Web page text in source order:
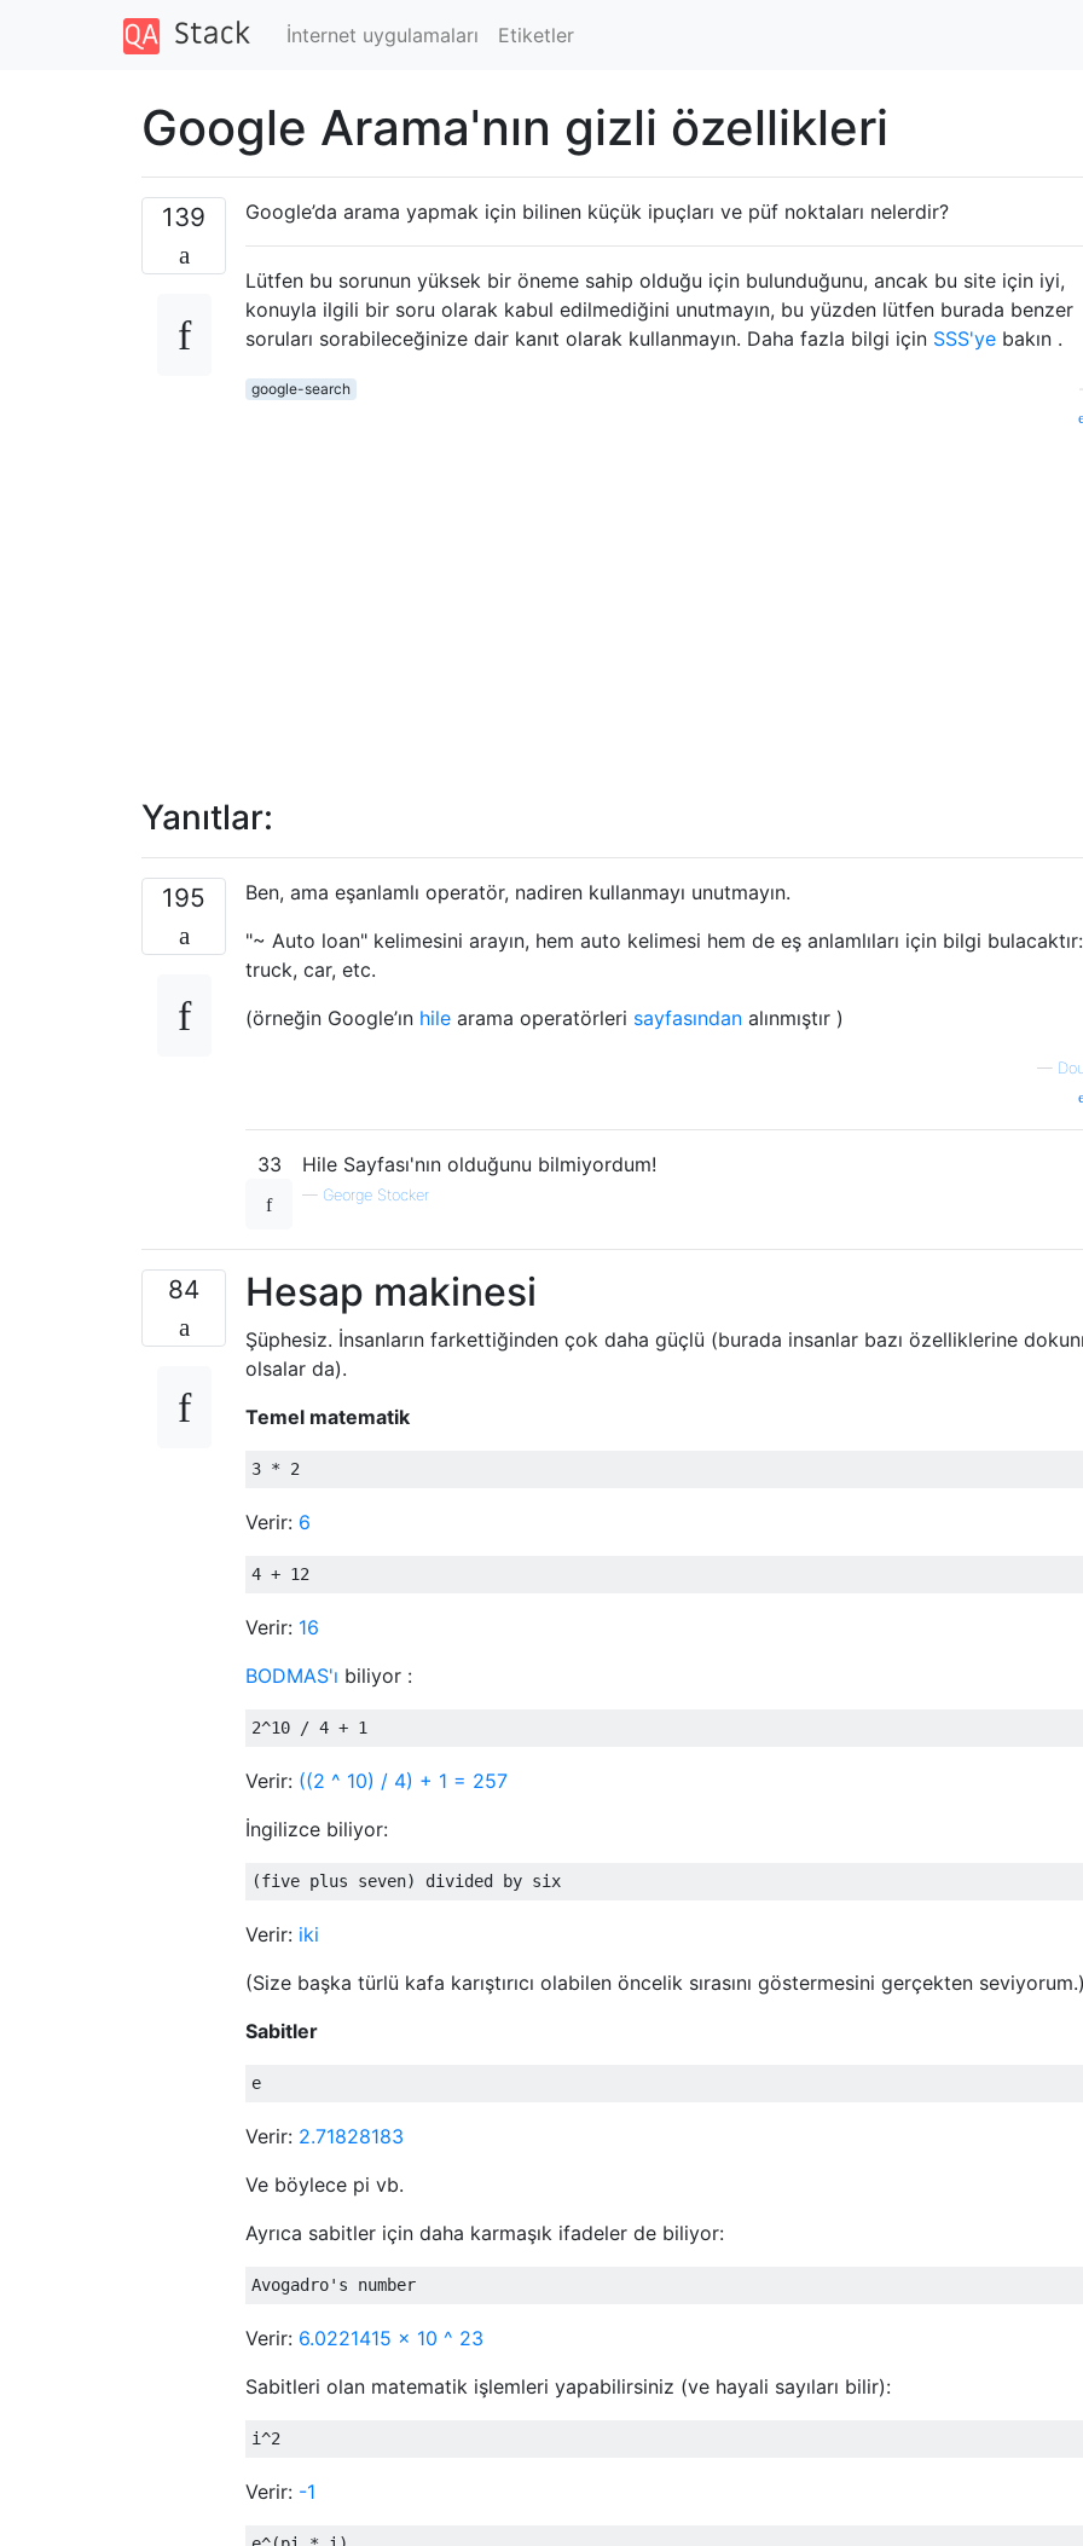
İnternet uygulamaları Etiketler
Google Arama'nın gizli özellikleri
139 Google’da arama yapmak için bilinen küçük ipuçları ve püf noktaları nelerdir?
Lütfen bu sorunun yüksek bir öneme sahip olduğu için bulunduğunu, ancak bu site için iyi,
konuyla ilgili bir soru olarak kabul edilmediğini unutmayın, bu yüzden lütfen burada benzer
soruları sorabileceğinize dair kanıt olarak kullanmayın. Daha fazla bilgi için SSS'ye bakın .
google-search
Yanıtlar:
195
Ben, ama eşanlamlı operatör, nadiren kullanmayı unutmayın.
"~ Auto loan" kelimesini arayın, hem auto kelimesi hem de eş anlamlıları için bilgi bulacaktır:
truck, car, etc.
(örneğin Google’ın hile arama operatörleri sayfasından alınmıştır )
—
33 Hile Sayfası'nın olduğunu bilmiyordum!
— George Stocker
84 Hesap makinesi
Şüphesiz. İnsanların farkettiğinden çok daha güçlü (burada insanlar bazı özelliklerine
olsalar da).
Temel matematik
Verir: 6
Verir: 16
BODMAS'ı biliyor :
Verir: ((2 ^ 10) / 4) + 1 = 257
İngilizce biliyor:
Verir: iki
(Size başka türlü kafa karıştırıcı olabilen öncelik sırasını göstermesini gerçekten
Sabitler
Verir: 2.71828183
Ve böylece pi vb.
Ayrıca sabitler için daha karmaşık ifadeler de biliyor:
Verir: 6.0221415 × 10 ^ 23
Sabitleri olan matematik işlemleri yapabilirsiniz (ve hayali sayıları bilir):
Verir: -1